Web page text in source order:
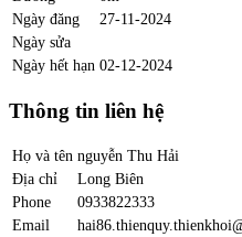
Ngày đăng
27-11-2024
Ngày sửa
Ngày hết hạn 02-12-2024
Thông tin liên hệ
Họ và tên nguyễn Thu Hải
Địa chỉ
Long Biên
Phone
0933822333
Email